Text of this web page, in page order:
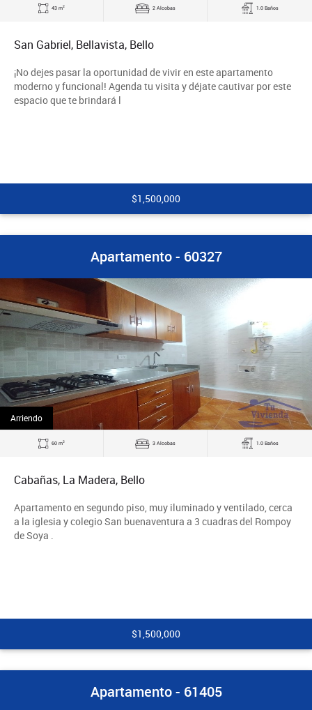
43 m2 2 Alcobas 1.0 Baños
San Gabriel, Bellavista, Bello
¡No dejes pasar la oportunidad de vivir en este apartamento
moderno y funcional! Agenda tu visita y déjate cautivar por este
espacio que te brindará l
$1,500,000
Apartamento - 60327
Arriendo
60 m2 3 Alcobas 1.0 Baños
Cabañas, La Madera, Bello
Apartamento en segundo piso, muy iluminado y ventilado, cerca
a la iglesia y colegio San buenaventura a 3 cuadras del Rompoy
de Soya .
$1,500,000
Apartamento - 61405